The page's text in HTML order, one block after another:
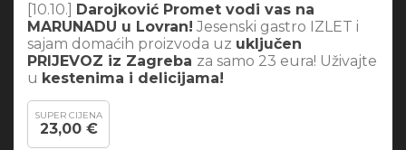
[10.10.]
Darojković Promet vodi vas na
MARUNADU u Lovran! Jesenski gastro IZLET i
sajam domaćih proizvoda uz uključen
PRIJEVOZ iz Zagreba za samo 23 eura! Uživajte
u kestenima i delicijama!
SUPER CIJENA
23,00 €